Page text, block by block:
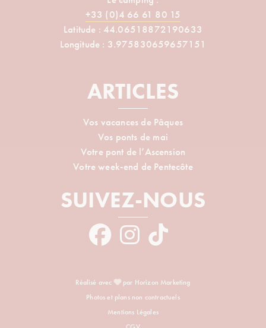
+33 (0)4 66 61 80 15
Latitude : 44.06518872190633
Longitude : 3.975830659657151
ARTICLES
Vos vacances de Pâques
Vos ponts de mai
Votre pont de l’Ascension
Votre week-end de Pentecôte
SUIVEZ-NOUS
Réalisé avec
par Horizon Marketing
Photos et plans non contractuels
Mentions Légales